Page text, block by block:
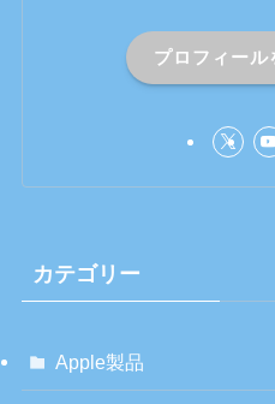
プロフィール
カテゴリー
Apple製品